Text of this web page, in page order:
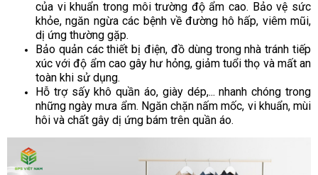
của vi khuẩn trong môi trường độ ẩm cao. Bảo vệ sức
khỏe, ngăn ngừa các bệnh về đường hô hấp, viêm mũi,
dị ứng thường gặp.
Bảo quản các thiết bị điện, đồ dùng trong nhà tránh tiếp
xúc với độ ẩm cao gây hư hỏng, giảm tuổi thọ và mất an
toàn khi sử dụng.
Hỗ trợ sấy khô quần áo, giày dép,... nhanh chóng trong
những ngày mưa ẩm. Ngăn chặn nấm mốc, vi khuẩn, mùi
hôi và chất gây dị ứng bám trên quần áo.